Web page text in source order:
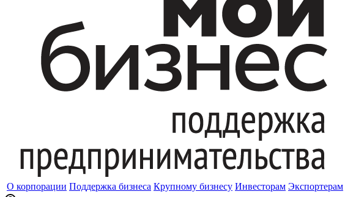
О корпорации Поддержка бизнеса Крупному бизнесу Инвесторам Экспортерам